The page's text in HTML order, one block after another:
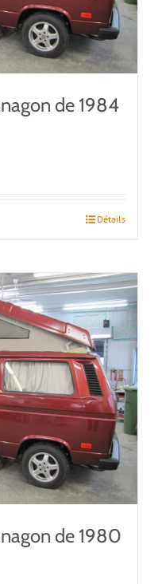
de 1984
Détails
de 1980